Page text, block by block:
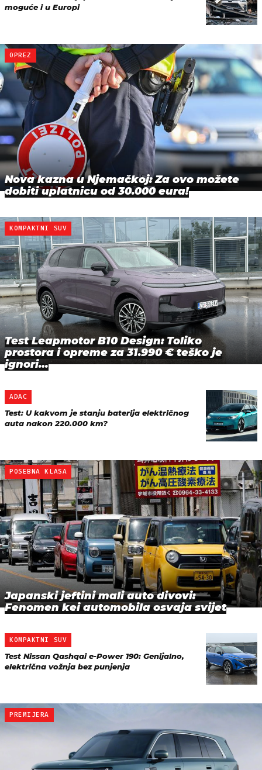
moguće i u Europi
OPREZ
Nova kazna u Njemačkoj: Za ovo možete
dobiti uplatnicu od 30.000 eura!
KOMPAKTNI SUV
Test Leapmotor B10 Design: Toliko
prostora i opreme za 31.990 € teško je
ignori…
ADAC
Test: U kakvom je stanju baterija električnog
auta nakon 220.000 km?
POSEBNA KLASA
Japanski jeftini mali auto divovi:
Fenomen kei automobila osvaja svijet
KOMPAKTNI SUV
Test Nissan Qashqai e-Power 190: Genijalno,
električna vožnja bez punjenja
PREMIJERA